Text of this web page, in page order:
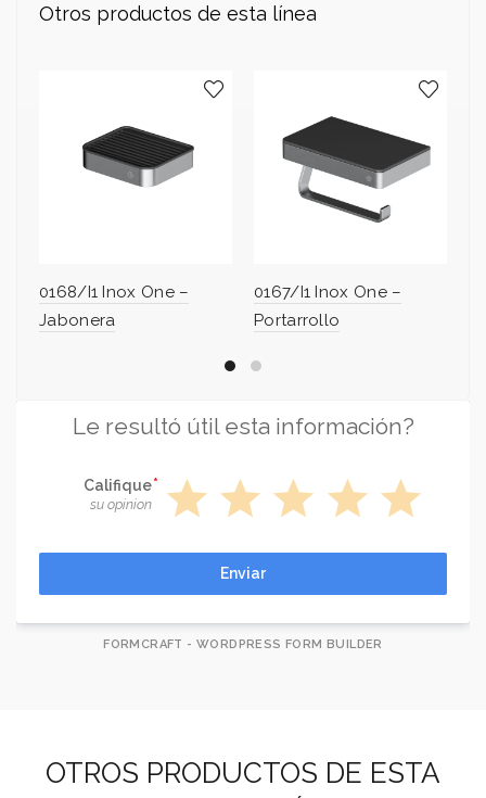
Otros productos de esta línea
0168/I1 Inox One –
Jabonera
0167/I1 Inox One –
Portarrollo
Le resultó útil esta información?
Califique
su opinion star star star star star
Enviar
FORMCRAFT - WORDPRESS FORM BUILDER
OTROS PRODUCTOS DE ESTA